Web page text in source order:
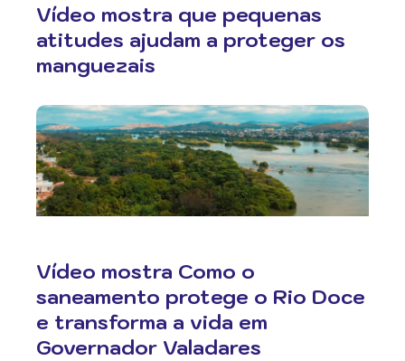
Vídeo mostra que pequenas
atitudes ajudam a proteger os
manguezais
Vídeo mostra Como o
saneamento protege o Rio Doce
e transforma a vida em
Governador Valadares